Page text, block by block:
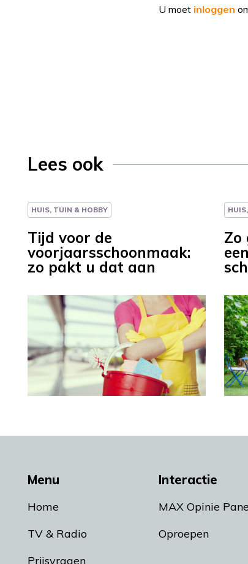
U moet inloggen
Lees ook
HUIS, TUIN & HOBBY
Tijd voor de
voorjaarsschoonmaak:
zo pakt u dat aan
Zo
Menu
Home
TV & Radio
Prijsvragen
Interactie
MAX Opinie
Oproepen